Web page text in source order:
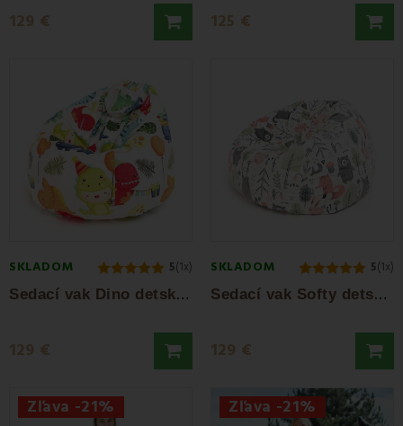
129 € 125 €
SKLADOM 5(1x)
S
edací vak Dino detský EMI
129 €
SKLADOM 5(1x)
S
edací vak Softy detský EMI
129 €
Zľava -21% Zľava -21%